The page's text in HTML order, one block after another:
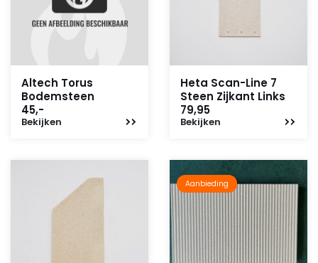
Altech Torus
Bodemsteen
45,-
Bekijken
Heta Scan-Line 7
Steen Zijkant Links
79,95
Bekijken
Aanbieding